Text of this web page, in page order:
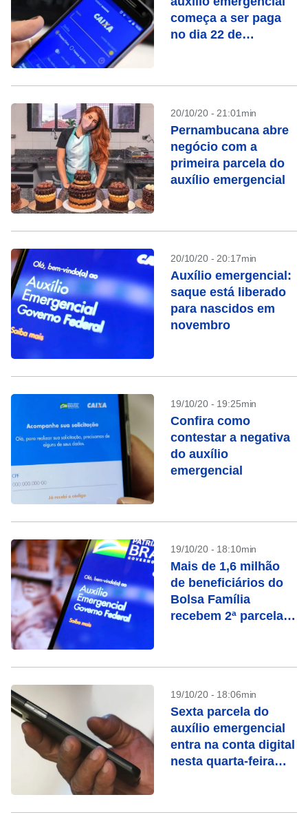
começa a ser paga
no dia 22 de
20/10/20 - 21:01min
Pernambucana abre
negócio com a
primeira parcela do
auxílio emergencial
20/10/20 - 20:17min
Auxílio emergencial:
saque está liberado
para nascidos em
novembro
19/10/20 - 19:25min
Confira como
contestar a negativa
do auxílio
emergencial
19/10/20 - 18:10min
Mais de 1,6 milhão
de beneficiários do
Bolsa Família
recebem 2ª parcela
19/10/20 - 18:06min
Sexta parcela do
auxílio emergencial
entra na conta digital
nesta quarta-feira